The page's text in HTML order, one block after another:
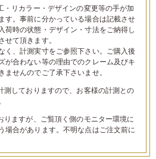
・リカラー・デザインの変更等の手が加
す。事前に分かっている場合は記載させ
荷時の状態・デザイン・寸法をご納得し
せて頂きます。
く、計測実寸をご参照下さい。ご購入後
が合わない等の理由でのクレーム及びキ
ませんのでご了承下さいませ。
測しておりますので、お客様の計測との
りますが、ご覧頂く側のモニター環境に
場合があります。不明な点はご注文前に